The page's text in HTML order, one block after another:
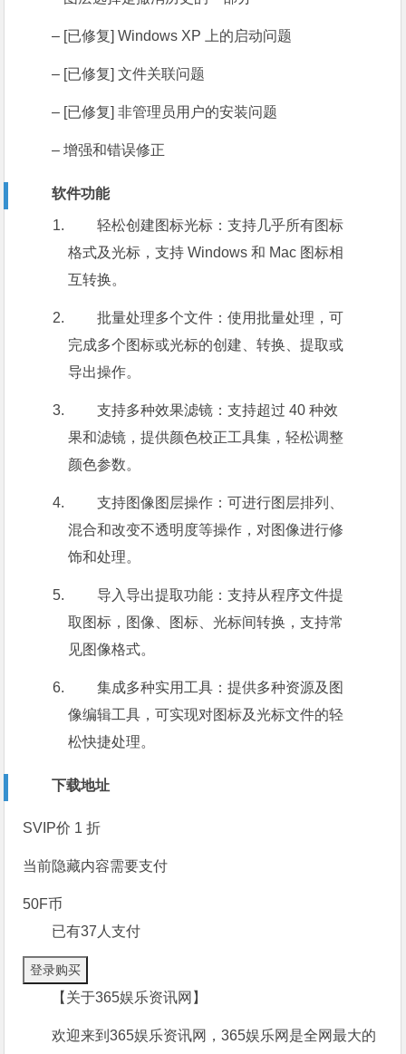
– [已修复] Windows XP 上的启动问题
– [已修复] 文件关联问题
– [已修复] 非管理员用户的安装问题
– 增强和错误修正
软件功能
轻松创建图标光标：支持几乎所有图标
格式及光标，支持 Windows 和 Mac 图标相
互转换。
批量处理多个文件：使用批量处理，可
完成多个图标或光标的创建、转换、提取或
导出操作。
支持多种效果滤镜：支持超过 40 种效
果和滤镜，提供颜色校正工具集，轻松调整
颜色参数。
支持图像图层操作：可进行图层排列、
混合和改变不透明度等操作，对图像进行修
饰和处理。
导入导出提取功能：支持从程序文件提
取图标，图像、图标、光标间转换，支持常
见图像格式。
集成多种实用工具：提供多种资源及图
像编辑工具，可实现对图标及光标文件的轻
松快捷处理。
下载地址
SVIP价 1 折
当前隐藏内容需要支付
50F币
已有37人支付
登录购买
【关于365娱乐资讯网】
欢迎来到365娱乐资讯网，365娱乐网是全网最大的